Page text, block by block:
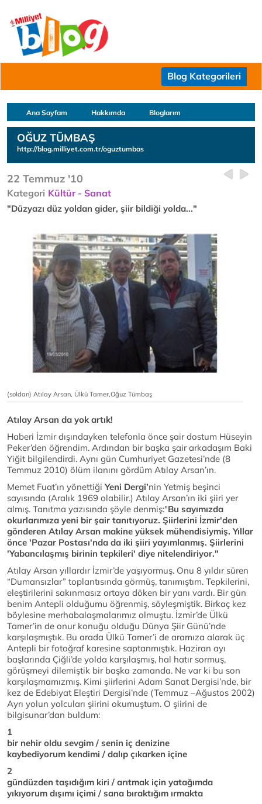
Blog Kategorileri
Ana Sayfam Hakkımda Bloglarım
OĞUZ TÜMBAŞ
http://blog.milliyet.com.tr/oguztumbas
22 Temmuz '10
Kategori Kültür - Sanat
"Düzyazı düz yoldan gider, şiir bildiği yolda..."
(soldan) Atılay Arsan, Ülkü Tamer,Oğuz Tümbaş
Atılay Arsan da yok artık!
Haberi İzmir dışındayken telefonla önce şair dostum Hüseyin
Peker’den öğrendim. Ardından bir başka şair arkadaşım Baki
Yiğit bilgilendirdi. Aynı gün Cumhuriyet Gazetesi’nde (8
Temmuz 2010) ölüm ilanını gördüm Atılay Arsan’ın.
Memet Fuat’ın yönettiği Yeni Dergi’nin Yetmiş beşinci
sayısında (Aralık 1969 olabilir.) Atılay Arsan’ın iki şiiri yer
almış. Tanıtma yazısında şöyle denmiş:"Bu sayımızda
okurlarımıza yeni bir şair tanıtıyoruz. Şiirlerini İzmir'den
gönderen Atılay Arsan makine yüksek mühendisiymiş. Yıllar
önce 'Pazar Postası'nda da iki şiiri yayımlanmış. Şiirlerini
'Yabancılaşmış birinin tepkileri' diye nitelendiriyor."
Atılay Arsan yıllardır İzmir’de yaşıyormuş. Onu 8 yıldır süren
“Dumansızlar” toplantısında görmüş, tanımıştım. Tepkilerini,
eleştirilerini sakınmasız ortaya döken bir yanı vardı. Bir gün
benim Antepli olduğumu öğrenmiş, söyleşmiştik. Birkaç kez
böylesine merhabalaşmalarımız olmuştu. İzmir’de Ülkü
Tamer’in de onur konuğu olduğu Dünya Şiir Günü’nde
karşılaşmıştık. Bu arada Ülkü Tamer’i de aramıza alarak üç
Antepli bir fotoğraf karesine saptanmıştık. Haziran ayı
başlarında Çiğli’de yolda karşılaşmış, hal hatır sormuş,
görüşmeyi dilemiştik bir başka zamanda. Ne var ki bu son
karşılaşmamızmış. Kimi şiirlerini Adam Sanat Dergisi’nde, bir
kez de Edebiyat Eleştiri Dergisi’nde (Temmuz –Ağustos 2002)
Ayrı yolun yolcuları şiirini okumuştum. O şiirini de
bilgisunar’dan buldum:
1
bir nehir oldu sevgim / senin iç denizine
kaybediyorum kendimi / dalıp çıkarken içine
2
gündüzden taşıdığım kiri / arıtmak için yatağımda
yıkıyorum dışımı içimi / sana bıraktığım ırmakta